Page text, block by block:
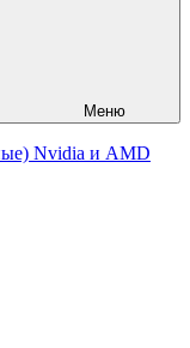
Меню
Nvidia и AMD